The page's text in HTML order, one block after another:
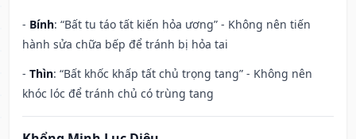
- Bính: “Bất tu táo tất kiến hỏa ương” - Không nên tiến
hành sửa chữa bếp để tránh bị hỏa tai
- Thìn: “Bất khốc khấp tất chủ trọng tang” - Không nên
khóc lóc để tránh chủ có trùng tang